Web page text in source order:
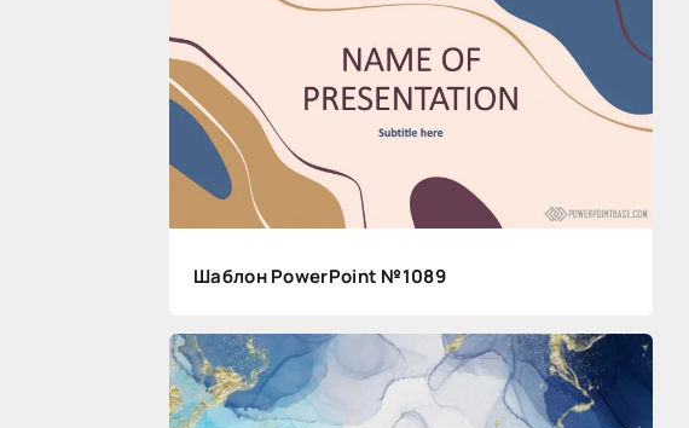
Шаблон PowerPoint №1089